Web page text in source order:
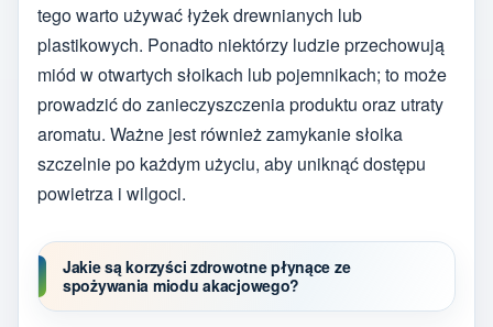
tego warto używać łyżek drewnianych lub
plastikowych. Ponadto niektórzy ludzie przechowują
miód w otwartych słoikach lub pojemnikach; to może
prowadzić do zanieczyszczenia produktu oraz utraty
aromatu. Ważne jest również zamykanie słoika
szczelnie po każdym użyciu, aby uniknąć dostępu
powietrza i wilgoci.
Jakie są korzyści zdrowotne płynące ze
spożywania miodu akacjowego?